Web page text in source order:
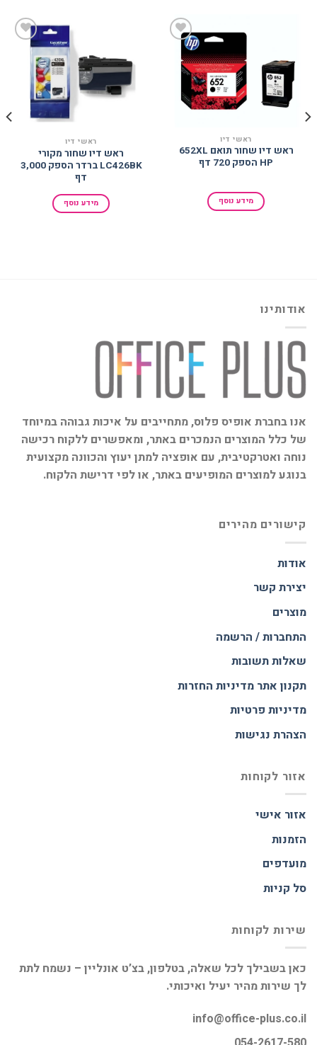
הוסף
למועדפים
ראשי דיו
ראש דיו שחור תואם 652XL
HP הספק 720 דף
מידע נוסף
הוסף
למועדפים
ראשי דיו
ראש דיו שחור מקורי
LC426BK ברדר הספק 3,000
דף
מידע נוסף
אודותינו
אנו בחברת אופיס פלוס, מתחייבים על איכות גבוהה במיוחד
של כלל המוצרים הנמכרים באתר, ומאפשרים ללקוח רכישה
נוחה ואטרקטיבית, עם אופציה למתן יעוץ והכוונה מקצועית
בנוגע למוצרים המופיעים באתר, או לפי דרישת הלקוח.
קישורים מהירים
אודות
יצירת קשר
מוצרים
התחברות / הרשמה
שאלות תשובות
תקנון אתרמדיניות החזרות
מדיניות פרטיות
הצהרת נגישות
אזור לקוחות
אזור אישי
הזמנות
מועדפים
סל קניות
שירות לקוחות
כאן בשבילך לכל שאלה, בטלפון, בצ’ט אונליין – נשמח לתת
לך שירות מהיר יעיל ואיכותי.
info@office-plus.co.il